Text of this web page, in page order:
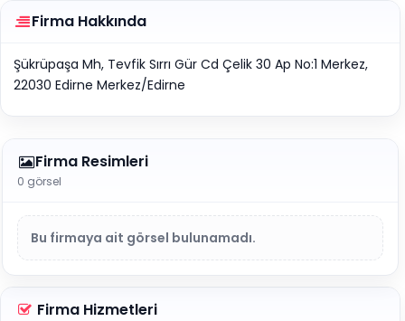
Firma Hakkında
Şükrüpaşa Mh, Tevfik Sırrı Gür Cd Çelik 30 Ap No:1 Merkez,
22030 Edirne Merkez/Edirne
Firma Resimleri
0 görsel
Bu firmaya ait görsel bulunamadı.
Firma Hizmetleri